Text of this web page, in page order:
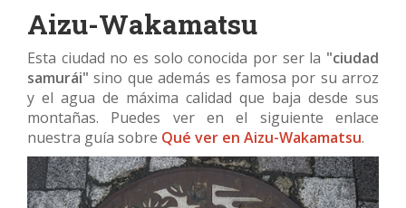
Aizu-Wakamatsu
Esta ciudad no es solo conocida por ser la "ciudad
samurái" sino que además es famosa por su arroz
y el agua de máxima calidad que baja desde sus
montañas. Puedes ver en el siguiente enlace
nuestra guía sobre Qué ver en Aizu-Wakamatsu.